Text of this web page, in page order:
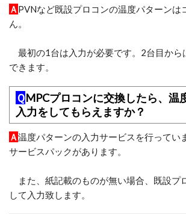
Ａ PVNなど既設プロコンの温度パターンは
ん。
最初の1台は入力が必要です。2台目から
できます。
ＱMPCプロコンに交換したら、温
入力をしてもらえますか？
Ａ温度パターンの入力サービスを行ってい
サービスパックがあります。
また、紙記載のものが無い場合、既設プ
して入力致します。